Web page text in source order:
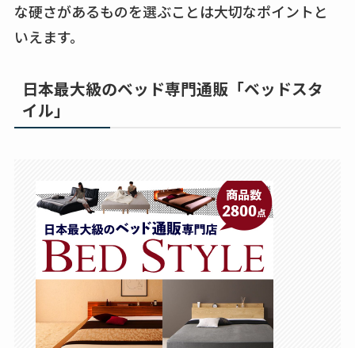
な硬さがあるものを選ぶことは大切なポイントと
いえます。
日本最大級のベッド専門通販「ベッドスタ
イル」